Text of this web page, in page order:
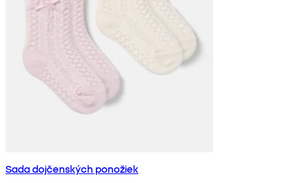
Sada dojčenských ponožiek